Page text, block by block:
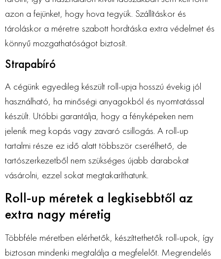
azon a fejünket, hogy hova tegyük. Szállításkor és
tároláskor a méretre szabott hordtáska extra védelmet és
könnyű mozgathatóságot biztosít.
Strapabíró
A cégünk egyedileg készült roll-upja hosszú évekig jól
használható, ha minőségi anyagokból és nyomtatással
készült. Utóbbi garantálja, hogy a fényképeken nem
jelenik meg kopás vagy zavaró csillogás. A roll-up
tartalmi része ez idő alatt többször cserélhető, de
tartószerkezetből nem szükséges újabb darabokat
vásárolni, ezzel sokat megtakaríthatunk.
Roll-up méretek a legkisebbtől az
extra nagy méretig
Többféle méretben elérhetők, készíttethetők roll-upok, így
biztosan mindenki megtalálja a megfelelőt. Megrendelés